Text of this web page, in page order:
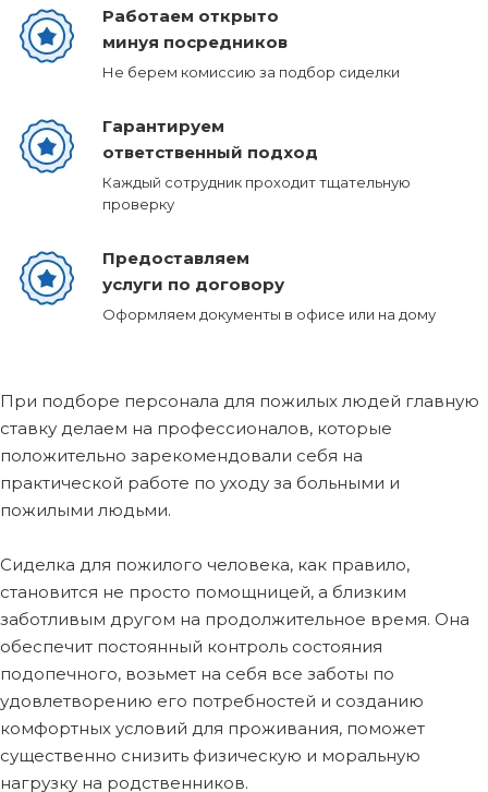
Работаем открыто
минуя посредников
Не берем комиссию за подбор сиделки
Гарантируем
ответственный подход
Каждый сотрудник проходит тщательную
проверку
Предоставляем
услуги по договору
Оформляем документы в офисе или на дому
При подборе персонала для пожилых людей главную
ставку делаем на профессионалов, которые
положительно зарекомендовали себя на
практической работе по уходу за больными и
пожилыми людьми.
Сиделка для пожилого человека, как правило,
становится не просто помощницей, а близким
заботливым другом на продолжительное время. Она
обеспечит постоянный контроль состояния
подопечного, возьмет на себя все заботы по
удовлетворению его потребностей и созданию
комфортных условий для проживания, поможет
существенно снизить физическую и моральную
нагрузку на родственников.